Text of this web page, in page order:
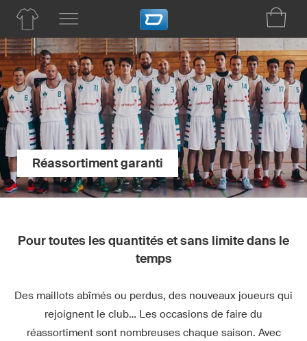
Réassortiment garanti
Pour toutes les quantités et sans limite dans le
temps
Des maillots abîmés ou perdus, des nouveaux joueurs qui
rejoignent le club… Les occasions de faire du
réassortiment sont nombreuses chaque saison. Avec